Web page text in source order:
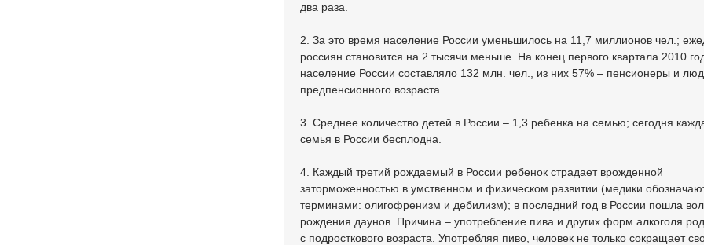
два раза.
2. За это время население России уменьшилось на 11,7 миллионов чел.;
россиян становится на 2 тысячи меньше. На конец первого квартала 2010
население России составляло 132 млн. чел., из них 57% – пенсионеры и
предпенсионного возраста.
3. Среднее количество детей в России – 1,3 ребенка на семью; сегодня
семья в России бесплодна.
4. Каждый третий рождаемый в России ребенок страдает врожденной
заторможенностью в умственном и физическом развитии (медики
терминами: олигофренизм и дебилизм); в последний год в России пошла
рождения даунов. Причина – употребление пива и других форм алкоголя
с подросткового возраста. Употребляя пиво, человек не только сокращает